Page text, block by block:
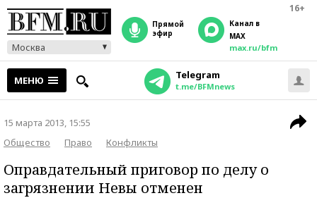
16+
Москва
прямой
эфир
Канал в
MAX
max.ru/bfm
МЕНЮ Telegram
t.me/BFMnews
15 марта 2013, 15:55
Общество
Право Конфликты
Оправдательный приговор по делу о
загрязнении Невы отменен